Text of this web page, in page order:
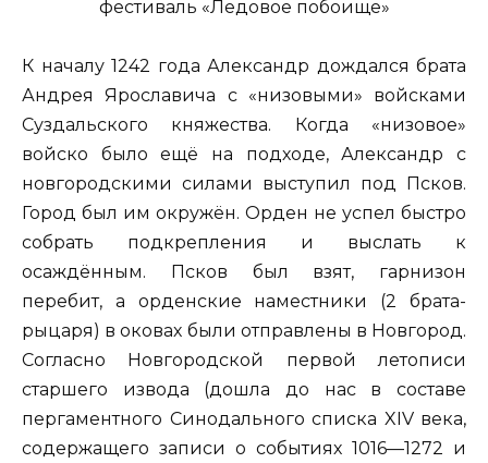
К началу 1242 года Александр дождался брата
Андрея Ярославича с «низовыми» войсками
Суздальского княжества. Когда «низовое»
войско было ещё на подходе, Александр с
новгородскими силами выступил под Псков.
Город был им окружён. Орден не успел быстро
собрать подкрепления и выслать к
осаждённым. Псков был взят, гарнизон
перебит, а орденские наместники (2 брата-
рыцаря) в оковах были отправлены в Новгород.
Согласно Новгородской первой летописи
старшего извода (дошла до нас в составе
пергаментного Синодального списка XIV века,
содержащего записи о событиях 1016—1272 и